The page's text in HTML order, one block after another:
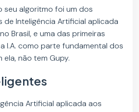
seu algoritmo foi um dos
de Inteligência Artificial aplicada
Brasil, e uma das primeiras
I.A. como parte fundamental dos
ela, não tem Gupy.
Artificial aplicada aos